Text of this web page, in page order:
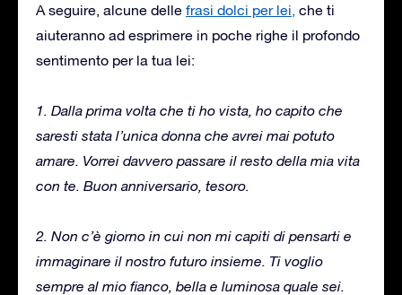
A seguire, alcune delle frasi dolci per lei, che ti
aiuteranno ad esprimere in poche righe il profondo
sentimento per la tua lei:
1. Dalla prima volta che ti ho vista, ho capito che
saresti stata l’unica donna che avrei mai potuto
amare. Vorrei davvero passare il resto della mia vita
con te. Buon anniversario, tesoro.
2. Non c’è giorno in cui non mi capiti di pensarti e
immaginare il nostro futuro insieme. Ti voglio
sempre al mio fianco, bella e luminosa quale sei.